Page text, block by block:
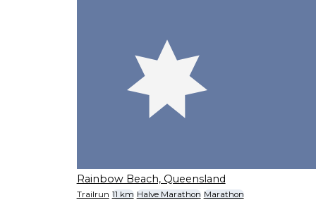
Rainbow Beach, Queensland
Trailrun 11 km Halve Marathon Marathon